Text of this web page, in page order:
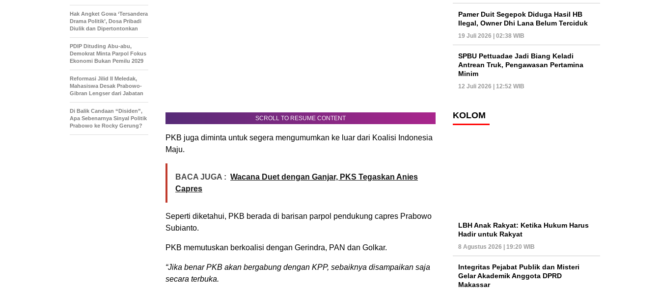
SCROLL TO RESUME CONTENT
PKB juga diminta untuk segera mengumumkan ke luar dari Koalisi Indonesia
Maju.
BACA JUGA : Wacana Duet dengan Ganjar, PKS Tegaskan Anies
Capres
Seperti diketahui, PKB berada di barisan parpol pendukung capres Prabowo
Subianto.
PKB memutuskan berkoalisi dengan Gerindra, PAN dan Golkar.
“Jika benar PKB akan bergabung dengan KPP, sebaiknya disampaikan saja
secara terbuka.
Hak Angket Gowa ‘Tersandera
Drama Politik’, Dosa Pribadi
Diulik dan Dipertontonkan
PDIP Dituding Abu-abu,
Demokrat Minta Parpol Fokus
Ekonomi Bukan Pemilu 2029
Reformasi Jilid II Meledak,
Mahasiswa Desak Prabowo-
Gibran Lengser dari Jabatan
Di Balik Candaan “Disiden”,
Apa Sebenarnya Sinyal Politik
Prabowo ke Rocky Gerung?
Pamer Duit Segepok Diduga Hasil HB
Ilegal, Owner Dhi Lana Belum Terciduk
19 Juli 2026 | 02:38 WIB
SPBU Pettuadae Jadi Biang Keladi
Antrean Truk, Pengawasan Pertamina
Minim
12 Juli 2026 | 12:52 WIB
KOLOM
LBH Anak Rakyat: Ketika Hukum Harus
Hadir untuk Rakyat
8 Agustus 2026 | 19:20 WIB
Integritas Pejabat Publik dan Misteri
Gelar Akademik Anggota DPRD
Makassar